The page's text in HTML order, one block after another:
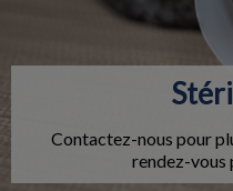
Contactez-nous pour
rendez-vous